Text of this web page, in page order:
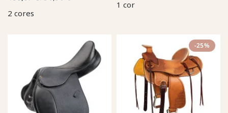
2 cores
1 cor
-25%